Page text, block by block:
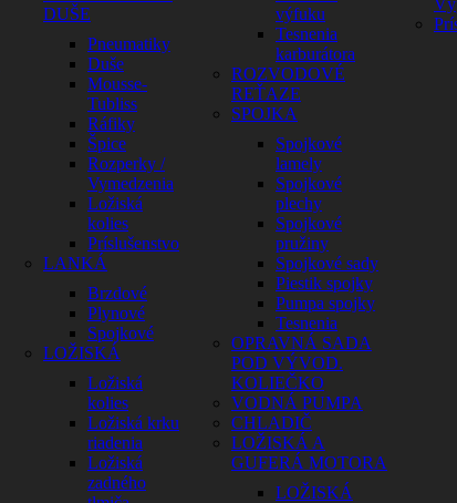
DUŠE
Pneumatiky
Duše
Mousse-
Tubliss
Ráfiky
Špice
Rozperky /
Vymedzenia
Ložiská
kolies
Príslušenstvo
LANKÁ
Brzdové
Plynové
Spojkové
LOŽISKÁ
Ložiská
kolies
Ložiská krku
riadenia
Ložiská
zadného
výfuku
Tesnenia
karburátora
ROZVODOVÉ
REŤAZE
SPOJKA
Spojkové
lamely
Spojkové
plechy
Spojkové
pružiny
Spojkové sady
Piestik spojky
Pumpa spojky
Tesnenia
OPRAVNÁ SADA
POD VÝVOD.
KOLIEČKO
VODNÁ PUMPA
CHLADIČ
LOŽISKÁ A
GUFERÁ MOTORA
LOŽISKÁ